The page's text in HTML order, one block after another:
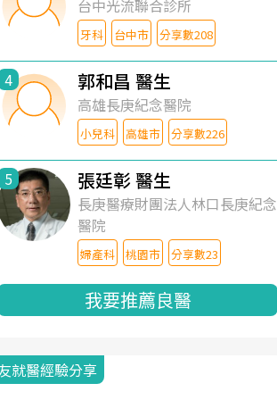
台中光流聯合診所
牙科 台中市 分享數208
4 郭和昌 醫生
高雄長庚紀念醫院
小兒科 高雄市 分享數226
5 張廷彰 醫生
長庚醫療財團法人林口長庚紀念
醫院
婦產科 桃園市 分享數23
我要推薦良醫
就醫經驗分享